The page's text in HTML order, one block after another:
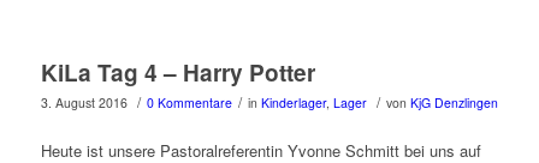
KiLa Tag 4 – Harry Potter
3. August 2016 / 0 Kommentare / in Kinderlager, Lager / von KjG Denzlingen
Heute ist unsere Pastoralreferentin Yvonne Schmitt bei uns auf